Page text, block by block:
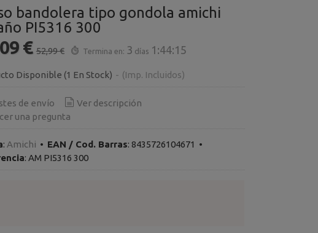
bandolera tipo gondola amichi
PI5316 300
€ 52,99 € Termina en: 3 días 1:44:14
Disponible (1 En Stock) - (Imp. Incluidos)
de envío
Ver descripción
una pregunta
: Amichi • EAN / Cod. Barras: 8435726104671 •
: AM PI5316 300